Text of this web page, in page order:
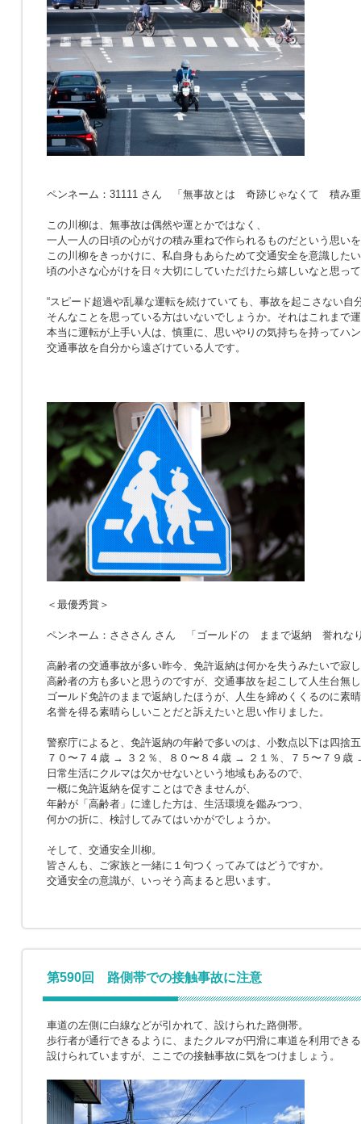
ペンネーム：31111 さん 「無事故とは 奇跡じゃなくて 積み
この川柳は、無事故は偶然や運とかではなく、
一人一人の日頃の心がけの積み重ねで作られるものだという思い
この川柳をきっかけに、私自身もあらためて交通安全を意識した
頃の小さな心がけを日々大切にしていただけたら嬉しいなと思っ
“スピード超過や乱暴な運転を続けていても、事故を起こさない自
そんなことを思っている方はいないでしょうか。それはこれまで
本当に運転が上手い人は、慎重に、思いやりの気持ちを持ってハ
交通事故を自分から遠ざけている人です。
＜最優秀賞＞
ペンネーム：さささん さん 「ゴールドの ままで返納 誉れな
高齢者の交通事故が多い昨今、免許返納は何かを失うみたいで寂
高齢者の方も多いと思うのですが、交通事故を起こして人生台無
ゴールド免許のままで返納したほうが、人生を締めくくるのに素
名誉を得る素晴らしいことだと訴えたいと思い作りました。
警察庁によると、免許返納の年齢で多いのは、小数点以下は四捨
７０〜７４歳 → ３２％、８０〜８４歳 → ２１％、７５〜７９歳
日常生活にクルマは欠かせないという地域もあるので、
一概に免許返納を促すことはできませんが、
年齢が「高齢者」に達した方は、生活環境を鑑みつつ、
何かの折に、検討してみてはいかがでしょうか。
そして、交通安全川柳。
皆さんも、ご家族と一緒に１句つくってみてはどうですか。
交通安全の意識が、いっそう高まると思います。
第590回 路側帯での接触事故に注意
車道の左側に白線などが引かれて、設けられた路側帯。
歩行者が通行できるように、またクルマが円滑に車道を利用でき
設けられていますが、ここでの接触事故に気をつけましょう。